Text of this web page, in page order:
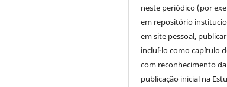
neste periódico (por
em repositório
em site pessoal,
incluí-lo como capítulo
com reconhecimento
publicação inicial na